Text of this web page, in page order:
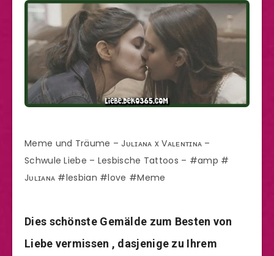
Meme und Träume – Jᴜʟɪᴀɴᴀ x Vᴀʟᴇɴᴛɪɴᴀ –
Schwule Liebe – Lesbische Tattoos – #amp #
Jᴜʟɪᴀɴᴀ #lesbian #love #Meme
Dies schönste Gemälde zum Besten von
Liebe vermissen , dasjenige zu Ihrem